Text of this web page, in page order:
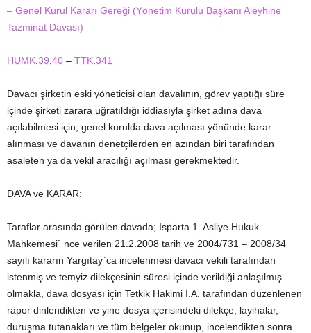
– Genel Kurul Kararı Gereği (Yönetim Kurulu Başkanı Aleyhine
Tazminat Davası)
HUMK 39 40 – TTK 341
Davacı şirketin eski yöneticisi olan davalının, görev yaptığı süre
içinde şirketi zarara uğratıldığı iddiasıyla şirket adına dava
açılabilmesi için, genel kurulda dava açılması yönünde karar
alınması ve davanın denetçilerden en azından biri tarafından
asaleten ya da vekil aracılığı açılması gerekmektedir.
DAVA ve KARAR:
Taraflar arasında görülen davada; Isparta 1. Asliye Hukuk
Mahkemesi` nce verilen 21.2.2008 tarih ve 2004/731 – 2008/34
sayılı kararın Yargıtay`ca incelenmesi davacı vekili tarafından
istenmiş ve temyiz dilekçesinin süresi içinde verildiği anlaşılmış
olmakla, dava dosyası için Tetkik Hakimi İ.A. tarafından düzenlenen
rapor dinlendikten ve yine dosya içerisindeki dilekçe, layihalar,
duruşma tutanakları ve tüm belgeler okunup, incelendikten sonra